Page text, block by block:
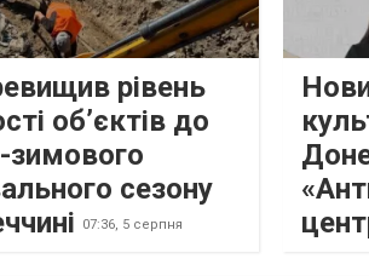
рівень
об’єктів до
зимового
сезону
07:36, 5 серпня